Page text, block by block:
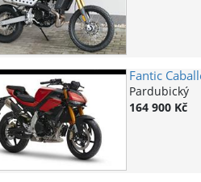
Fantic
Pardubický
164 900 Kč